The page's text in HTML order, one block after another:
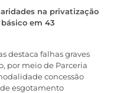
na privatização
em 43
destaca falhas graves
por meio de Parceria
concessão
esgotamento